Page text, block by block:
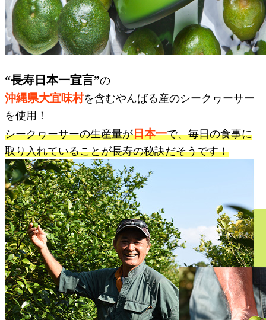
“長寿日本一宣言”の
沖縄県大宜味村を含むやんばる産のシークヮーサー
を使用！
シークヮーサーの生産量が日本一で、毎日の食事に
取り入れていることが長寿の秘訣だそうです！